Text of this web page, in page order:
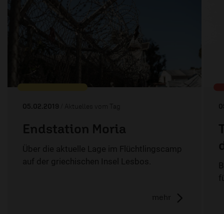
05.02.2019 / Aktuelles vom Tag
Endstation Moria
Über die aktuelle Lage im Flüchtlingscamp
auf der griechischen Insel Lesbos.
mehr